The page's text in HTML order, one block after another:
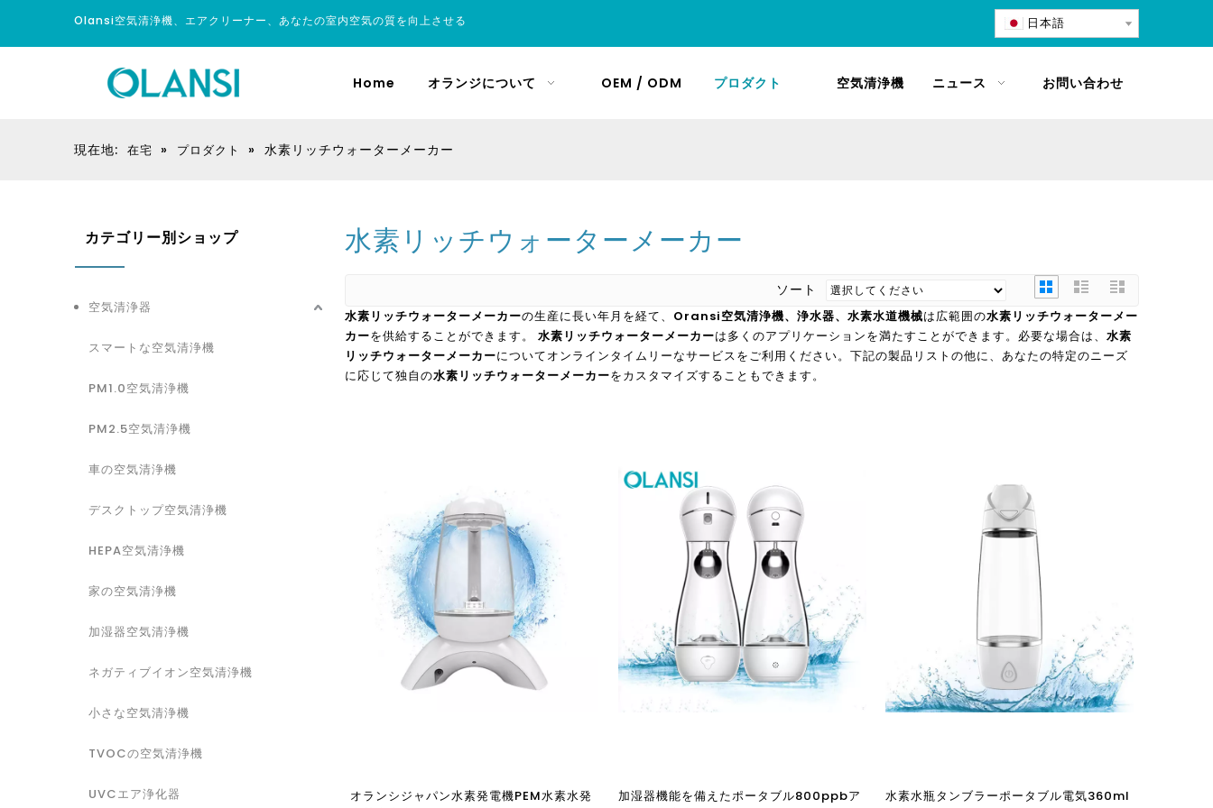
Olansi空気清浄機、エアクリーナー、あなたの室内空気の質を向上させる 日本語
Home オランジについて OEM / ODM プロダクト 空気清浄機 ニュース お問い合わせ
現在地: 在宅 » プロダクト » 水素リッチウォーターメーカー
カテゴリー別ショップ
空気清浄器
スマートな空気清浄機
PM1.0空気清浄機
PM2.5空気清浄機
車の空気清浄機
デスクトップ空気清浄機
HEPA空気清浄機
家の空気清浄機
加湿器空気清浄機
ネガティブイオン空気清浄機
小さな空気清浄機
TVOCの空気清浄機
UVCエア浄化器
水素リッチウォーターメーカー
ソート
水素リッチウォーターメーカーの生産に長い年月を経て、 Oransi空気清浄機、浄水器、水素水道機械は広範囲の水素リッチウォーターメー
カーを供給することができます。 水素リッチウォーターメーカーは多くのアプリケーションを満たすことができます。必要な場合は、 水素
リッチウォーターメーカーについてオンラインタイムリーなサービスをご利用ください。下記の製品リストの他に、あなたの特定のニーズ
に応じて独自の水素リッチウォーターメーカーをカスタマイズすることもできます。
オランシジャパン水素発電機PEM水素水発
加湿器機能を備えたポータブル800ppbア
水素水瓶タンブラーポータブル電気360ml